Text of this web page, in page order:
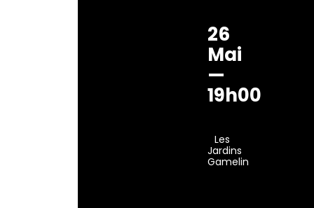
26
Mai
—
19h00
Les
Jardins
Gamelin